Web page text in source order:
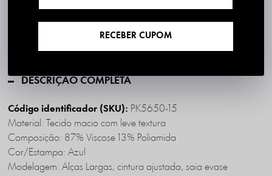
1ª Troca é Grátis!
DESCRIÇÃO COMPLETA
Código identificador (SKU): PK5650-15
Material: Tecido macio com leve textura
Composição: 87% Viscose 13% Poliamida
Cor/Estampa: Azul
Modelagem: Alças Largas, cintura ajustada, saia evase
RECEBER CUPOM